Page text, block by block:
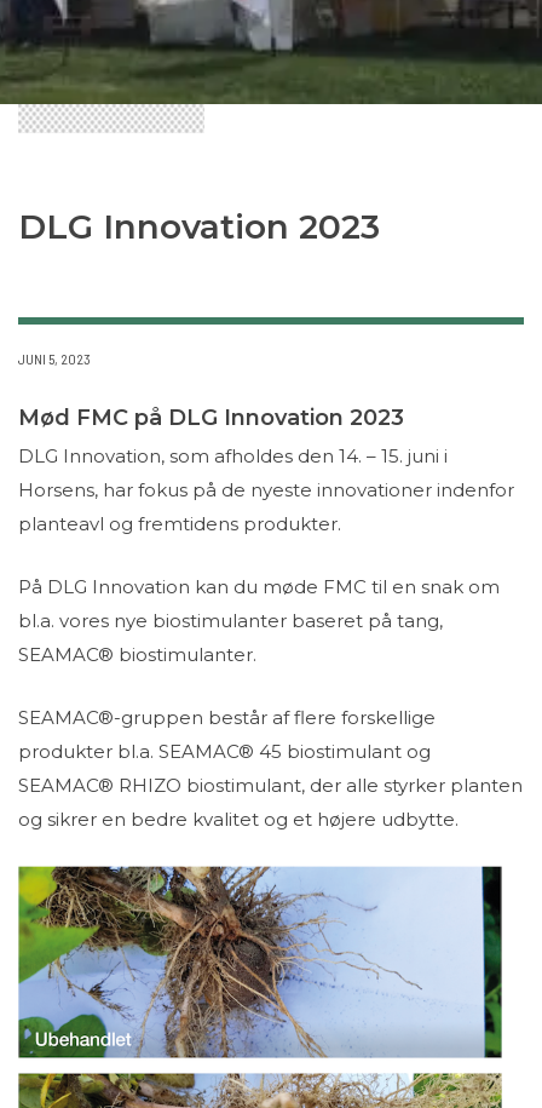
DLG Innovation 2023
JUNI 5, 2023
Mød FMC på DLG Innovation 2023
DLG Innovation, som afholdes den 14. – 15. juni i
Horsens, har fokus på de nyeste innovationer indenfor
planteavl og fremtidens produkter.
På DLG Innovation kan du møde FMC til en snak om
bl.a. vores nye biostimulanter baseret på tang,
SEAMAC® biostimulanter.
SEAMAC®-gruppen består af flere forskellige
produkter bl.a. SEAMAC® 45 biostimulant og
SEAMAC® RHIZO biostimulant, der alle styrker planten
og sikrer en bedre kvalitet og et højere udbytte.